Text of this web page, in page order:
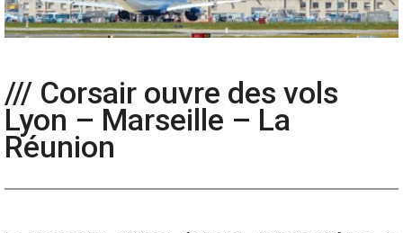
/// Corsair ouvre des vols
Lyon – Marseille – La
Réunion